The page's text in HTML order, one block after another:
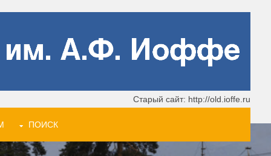
Старый сайт: http://old.ioffe.ru
ПОИСК